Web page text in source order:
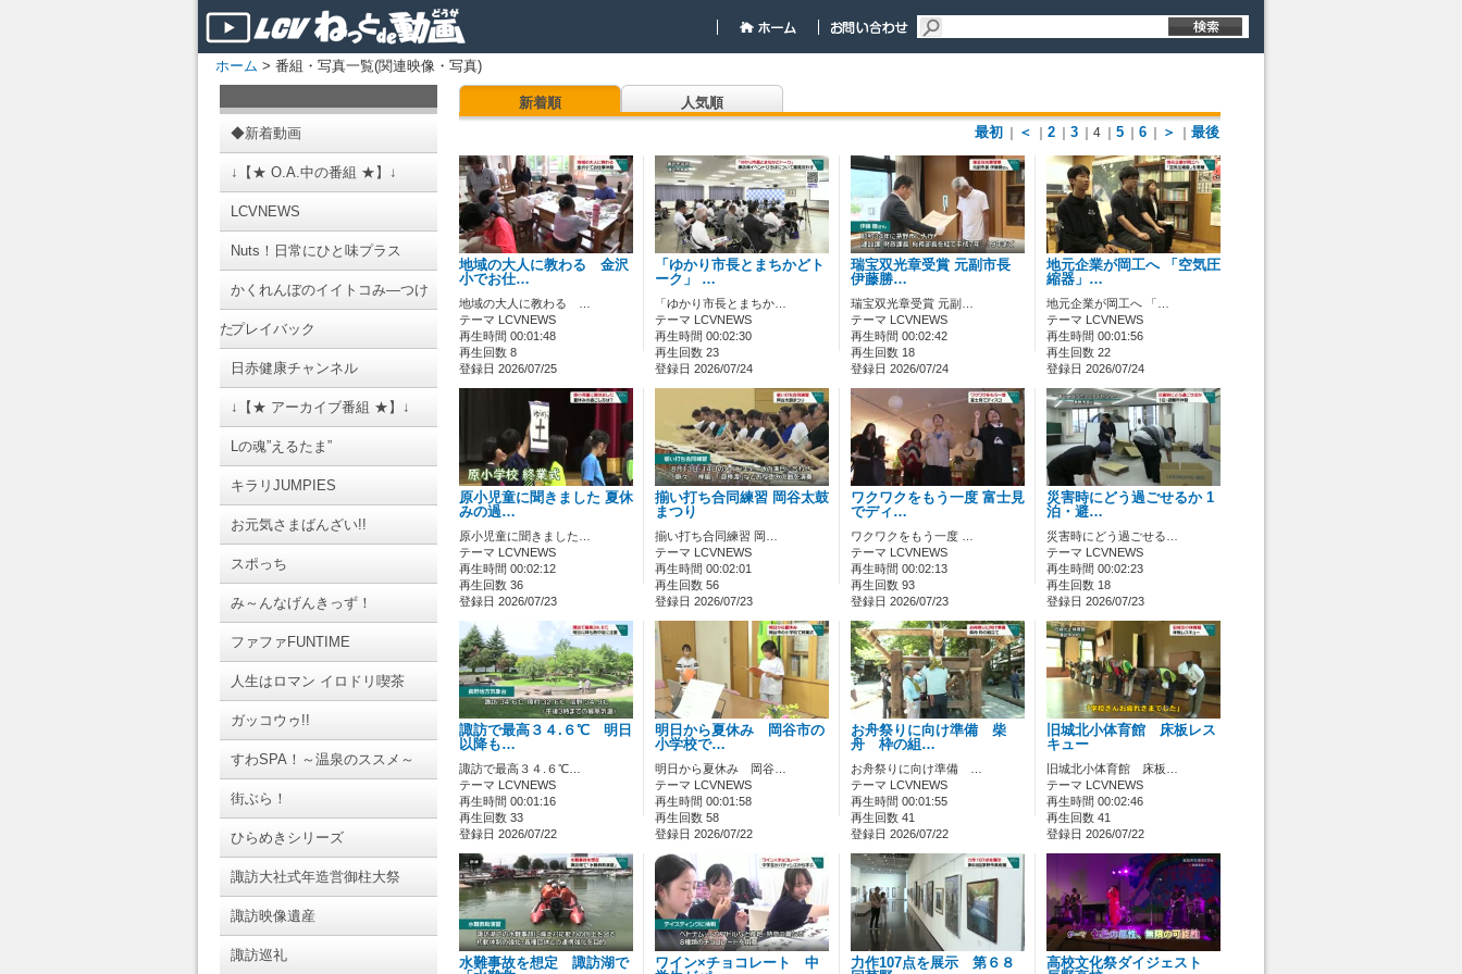
ホーム > 番組・写真一覧(関連映像・写真)
◆新着動画
↓【★ O.A.中の番組 ★】↓
LCVNEWS
Nuts！日常にひと味プラス
かくれんぼのイイトコみ―つけ
たプレイバック
日赤健康チャンネル
↓【★ アーカイブ番組 ★】↓
Lの魂”えるたま”
キラリJUMPIES
お元気さまばんざい!!
スポっち
み～んなげんきっず！
ファファFUNTIME
人生はロマン イロドリ喫茶
ガッコウゥ!!
すわSPA！～温泉のススメ～
街ぶら！
ひらめきシリーズ
諏訪大社式年造営御柱大祭
諏訪映像遺産
諏訪巡礼
新着順
人気順
最初
＜ 2 3 ｜4 5 6 ＞ 最後
地域の大人に教わる 金沢
小でお仕…
地域の大人に教わる …
テーマ LCVNEWS
再生時間 00:01:48
再生回数 8
登録日 2026/07/25
「ゆかり市長とまちかどト
ーク」 …
「ゆかり市長とまちか…
テーマ LCVNEWS
再生時間 00:02:30
再生回数 23
登録日 2026/07/24
瑞宝双光章受賞 元副市長
伊藤勝…
瑞宝双光章受賞 元副…
テーマ LCVNEWS
再生時間 00:02:42
再生回数 18
登録日 2026/07/24
地元企業が岡工へ 「空気圧
縮器」…
地元企業が岡工へ 「…
テーマ LCVNEWS
再生時間 00:01:56
再生回数 22
登録日 2026/07/24
原小児童に聞きました 夏休
みの過…
原小児童に聞きました…
テーマ LCVNEWS
再生時間 00:02:12
再生回数 36
登録日 2026/07/23
揃い打ち合同練習 岡谷太鼓
まつり
揃い打ち合同練習 岡…
テーマ LCVNEWS
再生時間 00:02:01
再生回数 56
登録日 2026/07/23
ワクワクをもう一度 富士見
でディ…
ワクワクをもう一度 …
テーマ LCVNEWS
再生時間 00:02:13
再生回数 93
登録日 2026/07/23
災害時にどう過ごせるか 1
泊・避…
災害時にどう過ごせる…
テーマ LCVNEWS
再生時間 00:02:23
再生回数 18
登録日 2026/07/23
諏訪で最高３４.６℃ 明日
以降も…
諏訪で最高３４.６℃…
テーマ LCVNEWS
再生時間 00:01:16
再生回数 33
登録日 2026/07/22
明日から夏休み 岡谷市の
小学校で…
明日から夏休み 岡谷…
テーマ LCVNEWS
再生時間 00:01:58
再生回数 58
登録日 2026/07/22
お舟祭りに向け準備 柴
舟 枠の組…
お舟祭りに向け準備 …
テーマ LCVNEWS
再生時間 00:01:55
再生回数 41
登録日 2026/07/22
旧城北小体育館 床板レス
キュー
旧城北小体育館 床板…
テーマ LCVNEWS
再生時間 00:02:46
再生回数 41
登録日 2026/07/22
水難事故を想定 諏訪湖で
ワイン×チョコレート 中
力作107点を展示 第６８
高校文化祭ダイジェスト